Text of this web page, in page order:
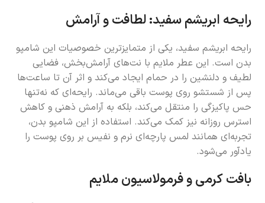
رایحه ابریشم سفید: لطافت و آرامش
رایحه ابریشم سفید، یکی از متمایزترین خصوصیات این شامپو
بدن است. این عطر ملایم با نت‌های آرامش‌بخش، فضایی
لطیف و دلنشین را در حمام ایجاد می‌کند و اثر آن تا ساعت‌ها
پس از شستشو روی پوست باقی می‌ماند. رایحه‌ای که نه‌تنها
حس پاکیزگی را منتقل می‌کند، بلکه به آرامش ذهنی و کاهش
استرس روزانه نیز کمک می‌کند. استفاده از این شامپو بدن،
تجربه‌ای همانند لمس پارچه‌ای نرم و نفیس بر روی پوست را
یادآور می‌شود.
بافت کرمی و فرمولاسیون ملایم